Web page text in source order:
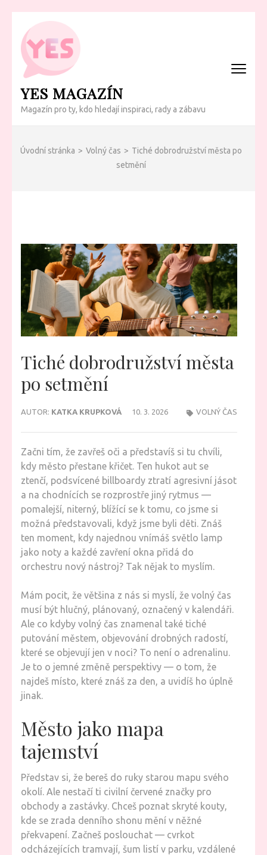
Přeskočit
obsah
(Enter)
YES MAGAZÍN
Magazín pro ty, kdo hledají inspiraci, rady a zábavu
Úvodní stránka > Volný čas > Tiché dobrodružství města po
setmění
Tiché dobrodružství města
po setmění
AUTOR: KATKA KRUPKOVÁ 10. 3. 2026 VOLNÝ ČAS
Začni tím, že zavřeš oči a představíš si tu chvíli,
kdy město přestane křičet. Ten hukot aut se
ztenčí, podsvícené billboardy ztratí agresivní jásot
a na chodnících se rozprostře jiný rytmus —
pomalejší, niterný, blížící se k tomu, co jsme si
možná představovali, když jsme byli děti. Znáš
ten moment, kdy najednou vnímáš světlo lamp
jako noty a každé zavření okna přidá do
orchestru nový nástroj? Tak nějak to myslím.
Mám pocit, že většina z nás si myslí, že volný čas
musí být hlučný, plánovaný, označený v kalendáři.
Ale co kdyby volný čas znamenal také tiché
putování městem, objevování drobných radostí,
které se objevují jen v noci? To není o adrenalinu.
Je to o jemné změně perspektivy — o tom, že
najdeš místo, které znáš za den, a uvidíš ho úplně
jinak.
Město jako mapa
tajemství
Představ si, že bereš do ruky starou mapu svého
okolí. Ale nestačí ti civilní červené značky pro
obchody a zastávky. Chceš poznat skryté kouty,
kde se zrada denního shonu mění v něžné
překvapení. Začneš poslouchat — cvrkot
odcházejících tramvají, šum listí v parku, vzdálené